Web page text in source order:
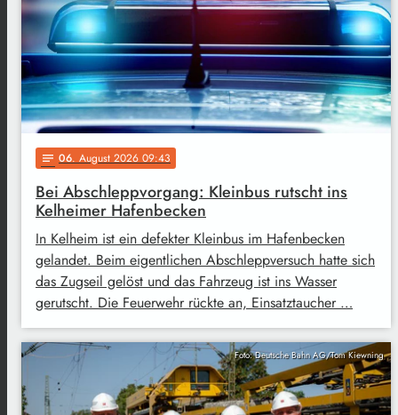
notes 06. August 2026 09:43
Bei Abschleppvorgang: Kleinbus rutscht ins
Kelheimer Hafenbecken
In Kelheim ist ein defekter Kleinbus im Hafenbecken
gelandet. Beim eigentlichen Abschleppversuch hatte sich
das Zugseil gelöst und das Fahrzeug ist ins Wasser
gerutscht. Die Feuerwehr rückte an, Einsatztaucher …
Foto: Deutsche Bahn AG/Tom Kiewning